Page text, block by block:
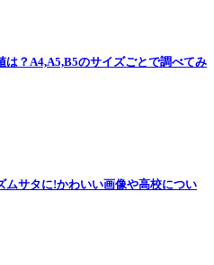
は？A4,A5,B5のサイズごとで調べてみ
ムサタに!かわいい画像や高校につい